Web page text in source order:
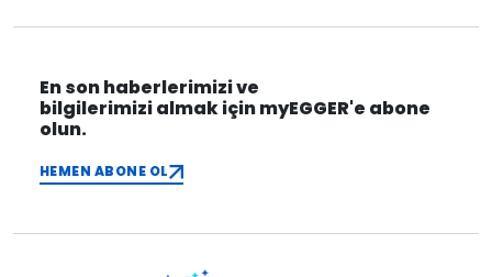
En son haberlerimizi ve
bilgilerimizi almak için myEGGER'e abone
olun.
HEMEN ABONE OL